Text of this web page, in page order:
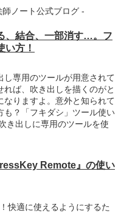
師ノート公式ブログ -
、結合、一部消す…。フ
い方！
し専用のツールが用意されて
れば、吹き出しを描くのがと
なりますよ。意外と知られて
も？「フキダシ」ツール使い
き出しに専用のツールを使
Remote』の使い
快適に使えるようにするた